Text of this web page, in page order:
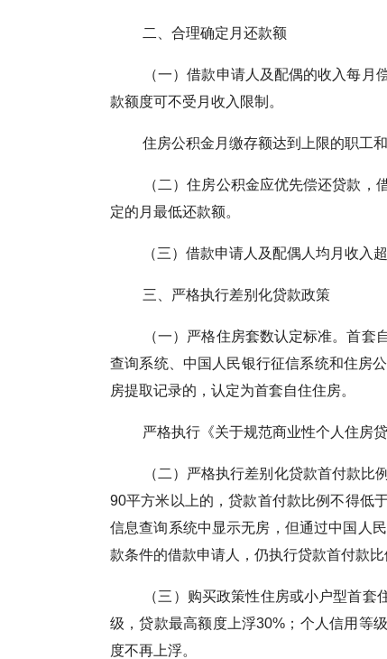
二、合理确定月还款额
（一）借款申请人及配偶的收入每月偿
款额度可不受月收入限制。
住房公积金月缴存额达到上限的职工和
（二）住房公积金应优先偿还贷款，借
定的月最低还款额。
（三）借款申请人及配偶人均月收入超
三、严格执行差别化贷款政策
（一）严格住房套数认定标准。首套自
查询系统、中国人民银行征信系统和住房
房提取记录的，认定为首套自住住房。
严格执行《关于规范商业性个人住房贷
（二）严格执行差别化贷款首付款比例
90平方米以上的，贷款首付款比例不得低
信息查询系统中显示无房，但通过中国人
款条件的借款申请人，仍执行贷款首付款比
（三）购买政策性住房或小户型首套住
级，贷款最高额度上浮30%；个人信用等
度不再上浮。